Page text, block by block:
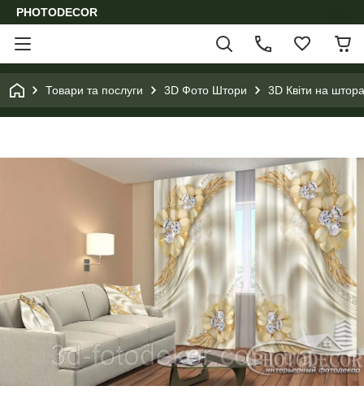
PHOTODECOR
Товари та послуги 3D Фото Штори 3D Квіти на